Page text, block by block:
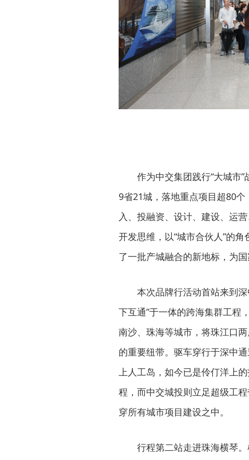
作为中交集团践行“大城市
9省21城，落地重点项目超80
入、投融资、设计、建设、运
开发思维，以“城市合伙人”的
了一批产城融合的新地标，为
本次品牌行活动首站来到
下互通”于一体的跨海集群工程
南沙、珠海等城市，将珠江口
的重要纽带。驱车穿行于深中
上人工岛，如今已是伶仃洋上
程，而中交城投则立足超级工
穿所有城市项目建设之中。
行程第二站走进珠海横琴